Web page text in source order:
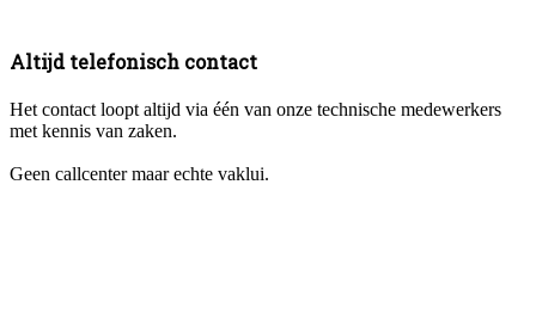
Altijd telefonisch contact
Het contact loopt altijd via één van onze technische medewerkers
met kennis van zaken.
Geen callcenter maar echte vaklui.